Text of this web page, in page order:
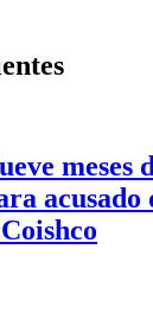
meses
acusado